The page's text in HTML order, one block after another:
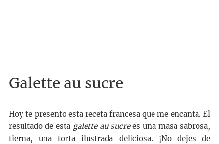
Galette au sucre
Hoy te presento esta receta francesa que me encanta. El
resultado de esta galette au sucrees una masa sabrosa,
tierna, una torta ilustrada deliciosa. ¡No dejes de